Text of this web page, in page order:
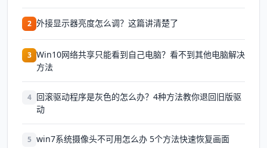
2 外接显示器亮度怎么调？这篇讲清楚了
3 Win10网络共享只能看到自己电脑？看不到其他电脑解决
方法
4 回滚驱动程序是灰色的怎么办？4种方法教你退回旧版驱
动
5 win7系统摄像头不可用怎么办 5个方法快速恢复画面